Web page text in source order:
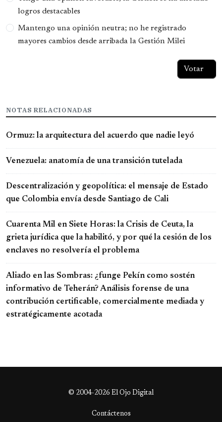
logros destacables
Mantengo una opinión neutra; no he registrado
mayores cambios desde arribada la Gestión Milei
NOTAS RELACIONADAS
Ormuz: la arquitectura del acuerdo que nadie leyó
Venezuela: anatomía de una transición tutelada
Descentralización y geopolítica: el mensaje de Estado
que Colombia envía desde Santiago de Cali
Cuarenta Mil en Siete Horas: la Crisis de Ceuta, la
grieta jurídica que la habilitó, y por qué la cesión de los
enclaves no resolvería el problema
Aliado en las Sombras: ¿funge Pekín como sostén
informativo de Teherán? Análisis forense de una
contribución certificable, comercialmente mediada y
estratégicamente acotada
© 2004-2026 El Ojo Digital
Contáctenos